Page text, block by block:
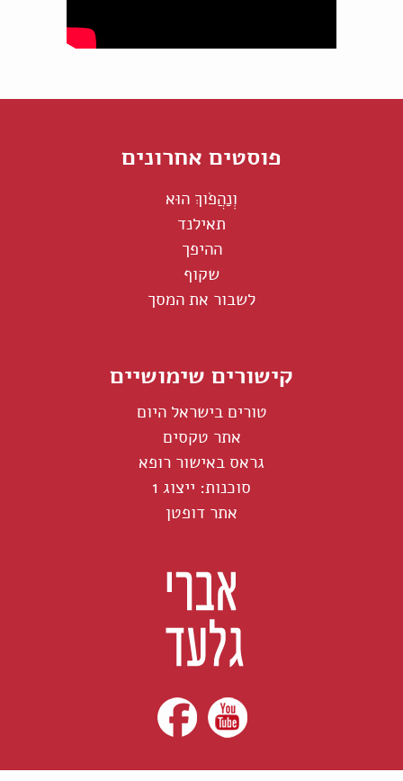
פוסטים אחרונים
וְנַהֲפֹוךְ הוּא
תאילנד
ההיפך
שקוף
לשבור את המסך
קישורים שימושיים
טורים בישראל היום
אתר טקסים
גראס באישור רופא
סוכנות: ייצוג 1
אתר דופטן